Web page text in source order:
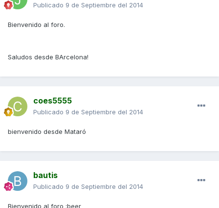
Publicado 9 de Septiembre del 2014
Bienvenido al foro.
Saludos desde BArcelona!
coes5555
Publicado 9 de Septiembre del 2014
bienvenido desde Mataró
bautis
Publicado 9 de Septiembre del 2014
Bienvenido al foro :beer